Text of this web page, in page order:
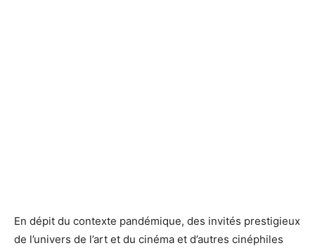
En dépit du contexte pandémique, des invités prestigieux
de l’univers de l’art et du cinéma et d’autres cinéphiles